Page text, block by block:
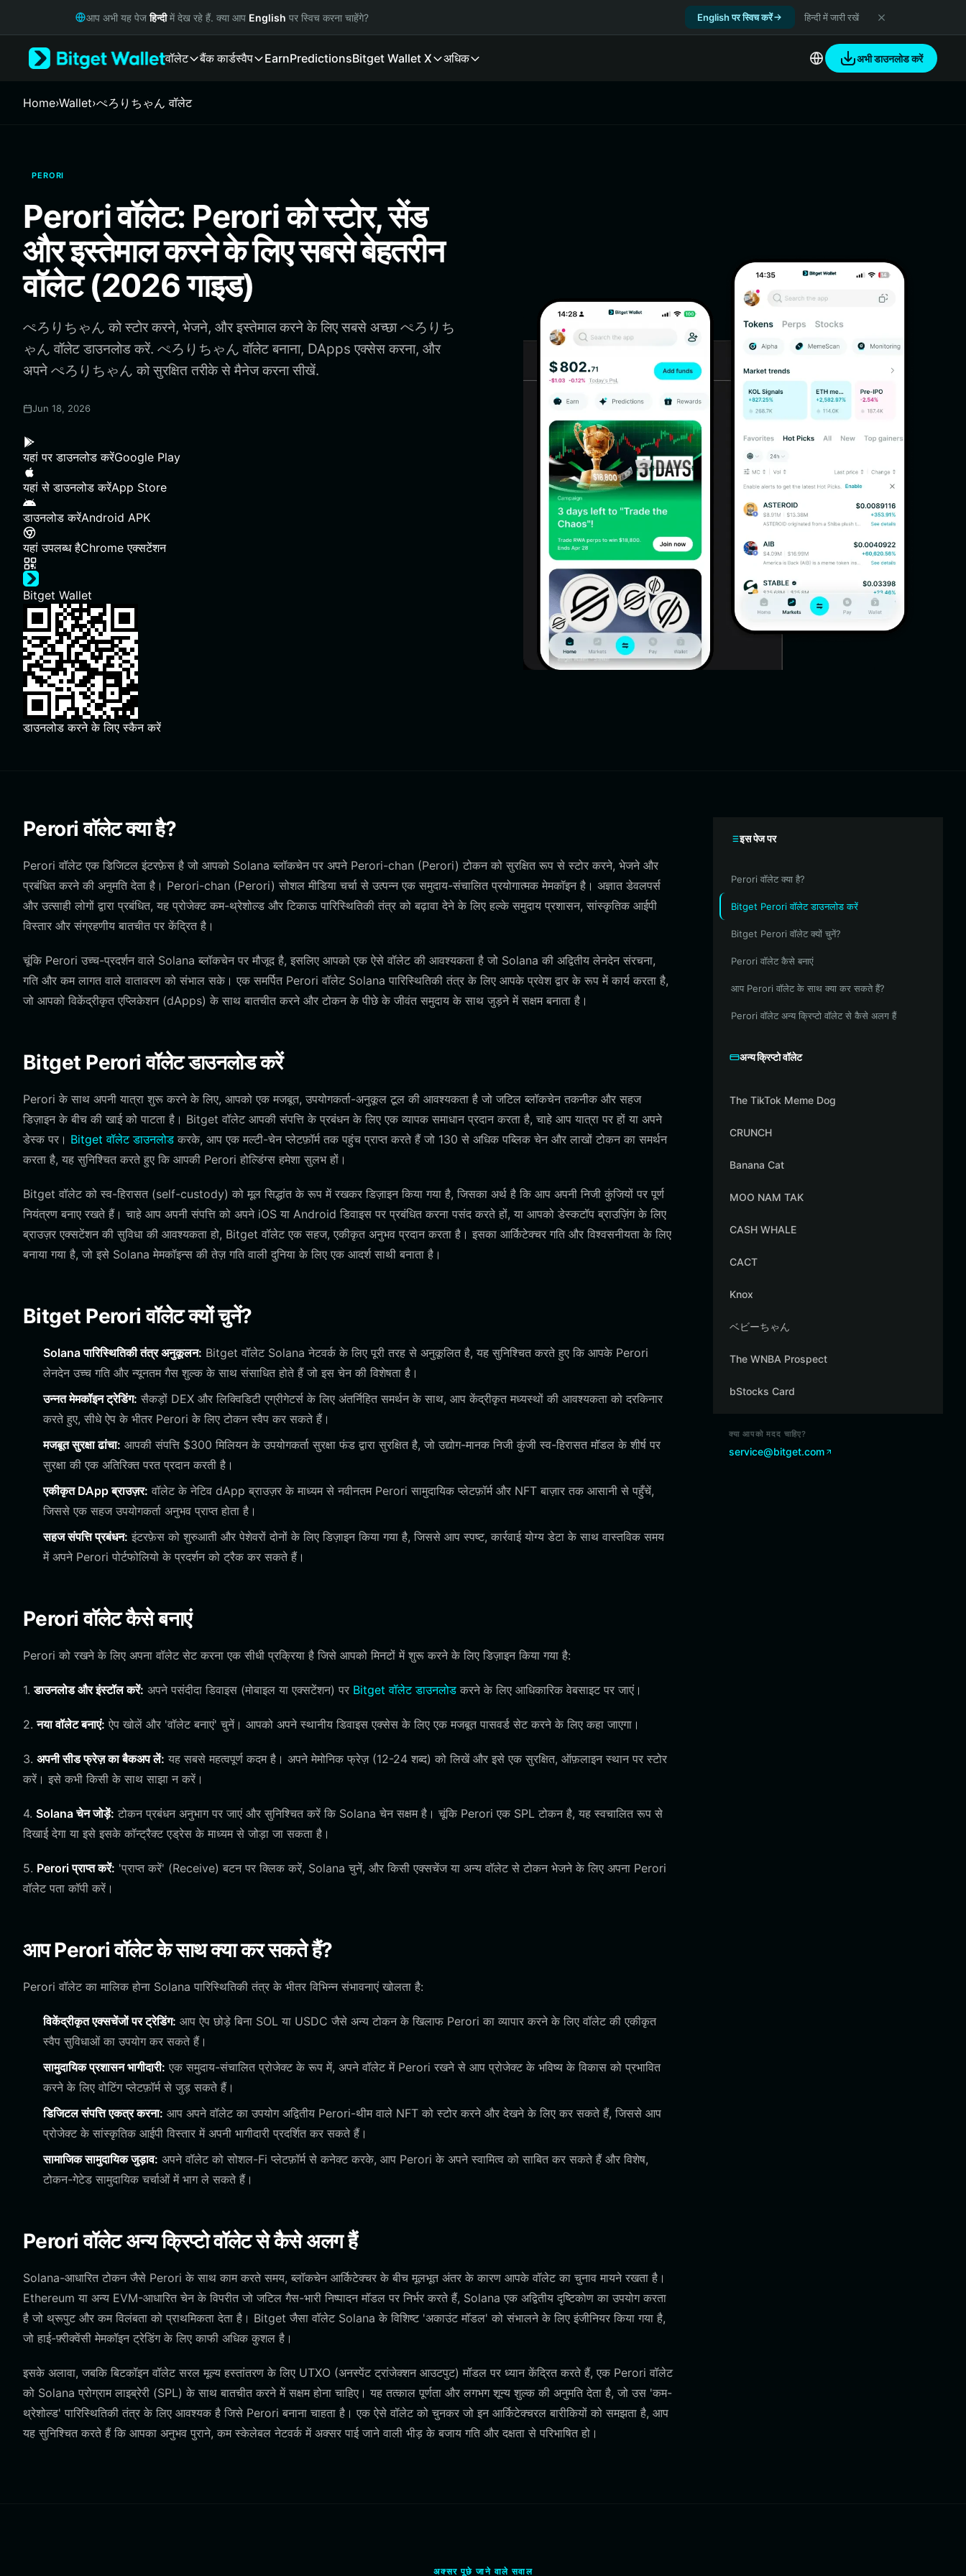
Русский
Italiano
繁體中文
Bahasa Indonesia
ภาษาไทย
Español
Português (Brasil)
Español (Argentina)
आप अभी यह पेजहिन्दीमें देख रहे हैं. क्या आप English पर स्विच करना चाहेंगे? English पर स्विच करें हिन्दी में जारी रखें
वॉलेट बैंक कार्डस्वैप EarnPredictionsBitget Wallet X अधिक अभी डाउनलोड करें
Home›Wallet›ぺろりちゃん वॉलेट
PERORI
Perori वॉलेट: Perori को स्टोर, सेंड
और इस्तेमाल करने के लिए सबसे बेहतरीन
वॉलेट (2026 गाइड)
ぺろりちゃん को स्टोर करने, भेजने, और इस्तेमाल करने के लिए सबसे अच्छा ぺろりち
ゃん वॉलेट डाउनलोड करें. ぺろりちゃん वॉलेट बनाना, DApps एक्सेस करना, और
अपने ぺろりちゃん को सुरक्षित तरीके से मैनेज करना सीखें.
Jun 18, 2026
यहां पर डाउनलोड करेंGoogle Play
यहां से डाउनलोड करेंApp Store
डाउनलोड करेंAndroid APK
यहां उपलब्ध हैChrome एक्सटेंशन
Bitget Wallet
डाउनलोड करने के लिए स्कैन करें
Perori वॉलेट क्या है?
Perori वॉलेट एक डिजिटल इंटरफ़ेस है जो आपको Solana ब्लॉकचेन पर अपने Perori-chan (Perori) टोकन को सुरक्षित रूप से स्टोर करने, भेजने और
प्रबंधित करने की अनुमति देता है। Perori-chan (Perori) सोशल मीडिया चर्चा से उत्पन्न एक समुदाय-संचालित प्रयोगात्मक मेमकॉइन है। अज्ञात डेवलपर्स
और उत्साही लोगों द्वारा प्रबंधित, यह प्रोजेक्ट कम-थ्रेशोल्ड और टिकाऊ पारिस्थितिकी तंत्र को बढ़ावा देने के लिए हल्के समुदाय प्रशासन, सांस्कृतिक आईपी
विस्तार और संग्रहणीय बातचीत पर केंद्रित है।
चूंकि Perori उच्च-प्रदर्शन वाले Solana ब्लॉकचेन पर मौजूद है, इसलिए आपको एक ऐसे वॉलेट की आवश्यकता है जो Solana की अद्वितीय लेनदेन संरचना,
गति और कम लागत वाले वातावरण को संभाल सके। एक समर्पित Perori वॉलेट Solana पारिस्थितिकी तंत्र के लिए आपके प्रवेश द्वार के रूप में कार्य करता है,
जो आपको विकेंद्रीकृत एप्लिकेशन (dApps) के साथ बातचीत करने और टोकन के पीछे के जीवंत समुदाय के साथ जुड़ने में सक्षम बनाता है।
Bitget Perori वॉलेट डाउनलोड करें
Perori के साथ अपनी यात्रा शुरू करने के लिए, आपको एक मजबूत, उपयोगकर्ता-अनुकूल टूल की आवश्यकता है जो जटिल ब्लॉकचेन तकनीक और सहज
डिज़ाइन के बीच की खाई को पाटता है। Bitget वॉलेट आपकी संपत्ति के प्रबंधन के लिए एक व्यापक समाधान प्रदान करता है, चाहे आप यात्रा पर हों या अपने
डेस्क पर। Bitget वॉलेट डाउनलोड करके, आप एक मल्टी-चेन प्लेटफ़ॉर्म तक पहुंच प्राप्त करते हैं जो 130 से अधिक पब्लिक चेन और लाखों टोकन का समर्थन
करता है, यह सुनिश्चित करते हुए कि आपकी Perori होल्डिंग्स हमेशा सुलभ हों।
Bitget वॉलेट को स्व-हिरासत (self-custody) को मूल सिद्धांत के रूप में रखकर डिज़ाइन किया गया है, जिसका अर्थ है कि आप अपनी निजी कुंजियों पर पूर्ण
नियंत्रण बनाए रखते हैं। चाहे आप अपनी संपत्ति को अपने iOS या Android डिवाइस पर प्रबंधित करना पसंद करते हों, या आपको डेस्कटॉप ब्राउज़िंग के लिए
ब्राउज़र एक्सटेंशन की सुविधा की आवश्यकता हो, Bitget वॉलेट एक सहज, एकीकृत अनुभव प्रदान करता है। इसका आर्किटेक्चर गति और विश्वसनीयता के लिए
बनाया गया है, जो इसे Solana मेमकॉइन्स की तेज़ गति वाली दुनिया के लिए एक आदर्श साथी बनाता है।
Bitget Perori वॉलेट क्यों चुनें?
Solana पारिस्थितिकी तंत्र अनुकूलन: Bitget वॉलेट Solana नेटवर्क के लिए पूरी तरह से अनुकूलित है, यह सुनिश्चित करते हुए कि आपके Perori
लेनदेन उच्च गति और न्यूनतम गैस शुल्क के साथ संसाधित होते हैं जो इस चेन की विशेषता है।
उन्नत मेमकॉइन ट्रेडिंग: सैकड़ों DEX और लिक्विडिटी एग्रीगेटर्स के लिए अंतर्निहित समर्थन के साथ, आप केंद्रीकृत मध्यस्थों की आवश्यकता को दरकिनार
करते हुए, सीधे ऐप के भीतर Perori के लिए टोकन स्वैप कर सकते हैं।
मजबूत सुरक्षा ढांचा: आपकी संपत्ति $300 मिलियन के उपयोगकर्ता सुरक्षा फंड द्वारा सुरक्षित है, जो उद्योग-मानक निजी कुंजी स्व-हिरासत मॉडल के शीर्ष पर
सुरक्षा की एक अतिरिक्त परत प्रदान करती है।
एकीकृत DApp ब्राउज़र: वॉलेट के नेटिव dApp ब्राउज़र के माध्यम से नवीनतम Perori सामुदायिक प्लेटफ़ॉर्म और NFT बाज़ार तक आसानी से पहुँचें,
जिससे एक सहज उपयोगकर्ता अनुभव प्राप्त होता है।
सहज संपत्ति प्रबंधन: इंटरफ़ेस को शुरुआती और पेशेवरों दोनों के लिए डिज़ाइन किया गया है, जिससे आप स्पष्ट, कार्रवाई योग्य डेटा के साथ वास्तविक समय
में अपने Perori पोर्टफोलियो के प्रदर्शन को ट्रैक कर सकते हैं।
Perori वॉलेट कैसे बनाएं
Perori को रखने के लिए अपना वॉलेट सेट करना एक सीधी प्रक्रिया है जिसे आपको मिनटों में शुरू करने के लिए डिज़ाइन किया गया है:
1.डाउनलोड और इंस्टॉल करें: अपने पसंदीदा डिवाइस (मोबाइल या एक्सटेंशन) पर Bitget वॉलेट डाउनलोड करने के लिए आधिकारिक वेबसाइट पर जाएं।
2.नया वॉलेट बनाएं: ऐप खोलें और 'वॉलेट बनाएं' चुनें। आपको अपने स्थानीय डिवाइस एक्सेस के लिए एक मजबूत पासवर्ड सेट करने के लिए कहा जाएगा।
3. अपनी सीड फ्रेज़ का बैकअप लें: यह सबसे महत्वपूर्ण कदम है। अपने मेमोनिक फ्रेज़ (12-24 शब्द) को लिखें और इसे एक सुरक्षित, ऑफ़लाइन स्थान पर स्टोर
करें। इसे कभी किसी के साथ साझा न करें।
4. Solana चेन जोड़ें: टोकन प्रबंधन अनुभाग पर जाएं और सुनिश्चित करें कि Solana चेन सक्षम है। चूंकि Perori एक SPL टोकन है, यह स्वचालित रूप से
दिखाई देगा या इसे इसके कॉन्ट्रैक्ट एड्रेस के माध्यम से जोड़ा जा सकता है।
5. Perori प्राप्त करें: 'प्राप्त करें' (Receive) बटन पर क्लिक करें, Solana चुनें, और किसी एक्सचेंज या अन्य वॉलेट से टोकन भेजने के लिए अपना Perori
वॉलेट पता कॉपी करें।
आप Perori वॉलेट के साथ क्या कर सकते हैं?
Perori वॉलेट का मालिक होना Solana पारिस्थितिकी तंत्र के भीतर विभिन्न संभावनाएं खोलता है:
विकेंद्रीकृत एक्सचेंजों पर ट्रेडिंग: आप ऐप छोड़े बिना SOL या USDC जैसे अन्य टोकन के खिलाफ Perori का व्यापार करने के लिए वॉलेट की एकीकृत
स्वैप सुविधाओं का उपयोग कर सकते हैं।
सामुदायिक प्रशासन भागीदारी: एक समुदाय-संचालित प्रोजेक्ट के रूप में, अपने वॉलेट में Perori रखने से आप प्रोजेक्ट के भविष्य के विकास को प्रभावित
करने के लिए वोटिंग प्लेटफ़ॉर्म से जुड़ सकते हैं।
डिजिटल संपत्ति एकत्र करना: आप अपने वॉलेट का उपयोग अद्वितीय Perori-थीम वाले NFT को स्टोर करने और देखने के लिए कर सकते हैं, जिससे आप
प्रोजेक्ट के सांस्कृतिक आईपी विस्तार में अपनी भागीदारी प्रदर्शित कर सकते हैं।
सामाजिक सामुदायिक जुड़ाव: अपने वॉलेट को सोशल-Fi प्लेटफ़ॉर्म से कनेक्ट करके, आप Perori के अपने स्वामित्व को साबित कर सकते हैं और विशेष,
टोकन-गेटेड सामुदायिक चर्चाओं में भाग ले सकते हैं।
Perori वॉलेट अन्य क्रिप्टो वॉलेट से कैसे अलग हैं
Solana-आधारित टोकन जैसे Perori के साथ काम करते समय, ब्लॉकचेन आर्किटेक्चर के बीच मूलभूत अंतर के कारण आपके वॉलेट का चुनाव मायने रखता है।
Ethereum या अन्य EVM-आधारित चेन के विपरीत जो जटिल गैस-भारी निष्पादन मॉडल पर निर्भर करते हैं, Solana एक अद्वितीय दृष्टिकोण का उपयोग करता
है जो थ्रूपुट और कम विलंबता को प्राथमिकता देता है। Bitget जैसा वॉलेट Solana के विशिष्ट 'अकाउंट मॉडल' को संभालने के लिए इंजीनियर किया गया है,
जो हाई-फ़्रीक्वेंसी मेमकॉइन ट्रेडिंग के लिए काफी अधिक कुशल है।
इसके अलावा, जबकि बिटकॉइन वॉलेट सरल मूल्य हस्तांतरण के लिए UTXO (अनस्पेंट ट्रांजेक्शन आउटपुट) मॉडल पर ध्यान केंद्रित करते हैं, एक Perori वॉलेट
को Solana प्रोग्राम लाइब्रेरी (SPL) के साथ बातचीत करने में सक्षम होना चाहिए। यह तत्काल पूर्णता और लगभग शून्य शुल्क की अनुमति देता है, जो उस 'कम-
थ्रेशोल्ड' पारिस्थितिकी तंत्र के लिए आवश्यक है जिसे Perori बनाना चाहता है। एक ऐसे वॉलेट को चुनकर जो इन आर्किटेक्चरल बारीकियों को समझता है, आप
यह सुनिश्चित करते हैं कि आपका अनुभव पुराने, कम स्केलेबल नेटवर्क में अक्सर पाई जाने वाली भीड़ के बजाय गति और दक्षता से परिभाषित हो।
इस पेज पर
Perori वॉलेट क्या है?
Bitget Perori वॉलेट डाउनलोड करें
Bitget Perori वॉलेट क्यों चुनें?
Perori वॉलेट कैसे बनाएं
आप Perori वॉलेट के साथ क्या कर सकते हैं?
Perori वॉलेट अन्य क्रिप्टो वॉलेट से कैसे अलग हैं
अन्य क्रिप्टो वॉलेट
The TikTok Meme Dog
CRUNCH
Banana Cat
MOO NAM TAK
CASH WHALE
CACT
Knox
ベビーちゃん
The WNBA Prospect
bStocks Card
क्या आपको मदद चाहिए?
service@bitget.com
अक्सर पूछे जाने वाले सवाल